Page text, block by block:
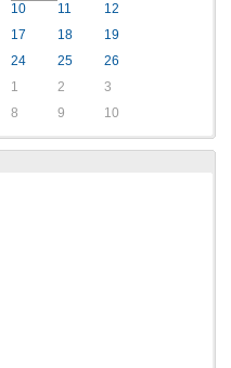
10 11
12
17 18
19
24 25
26
1 2
3
8 9 10